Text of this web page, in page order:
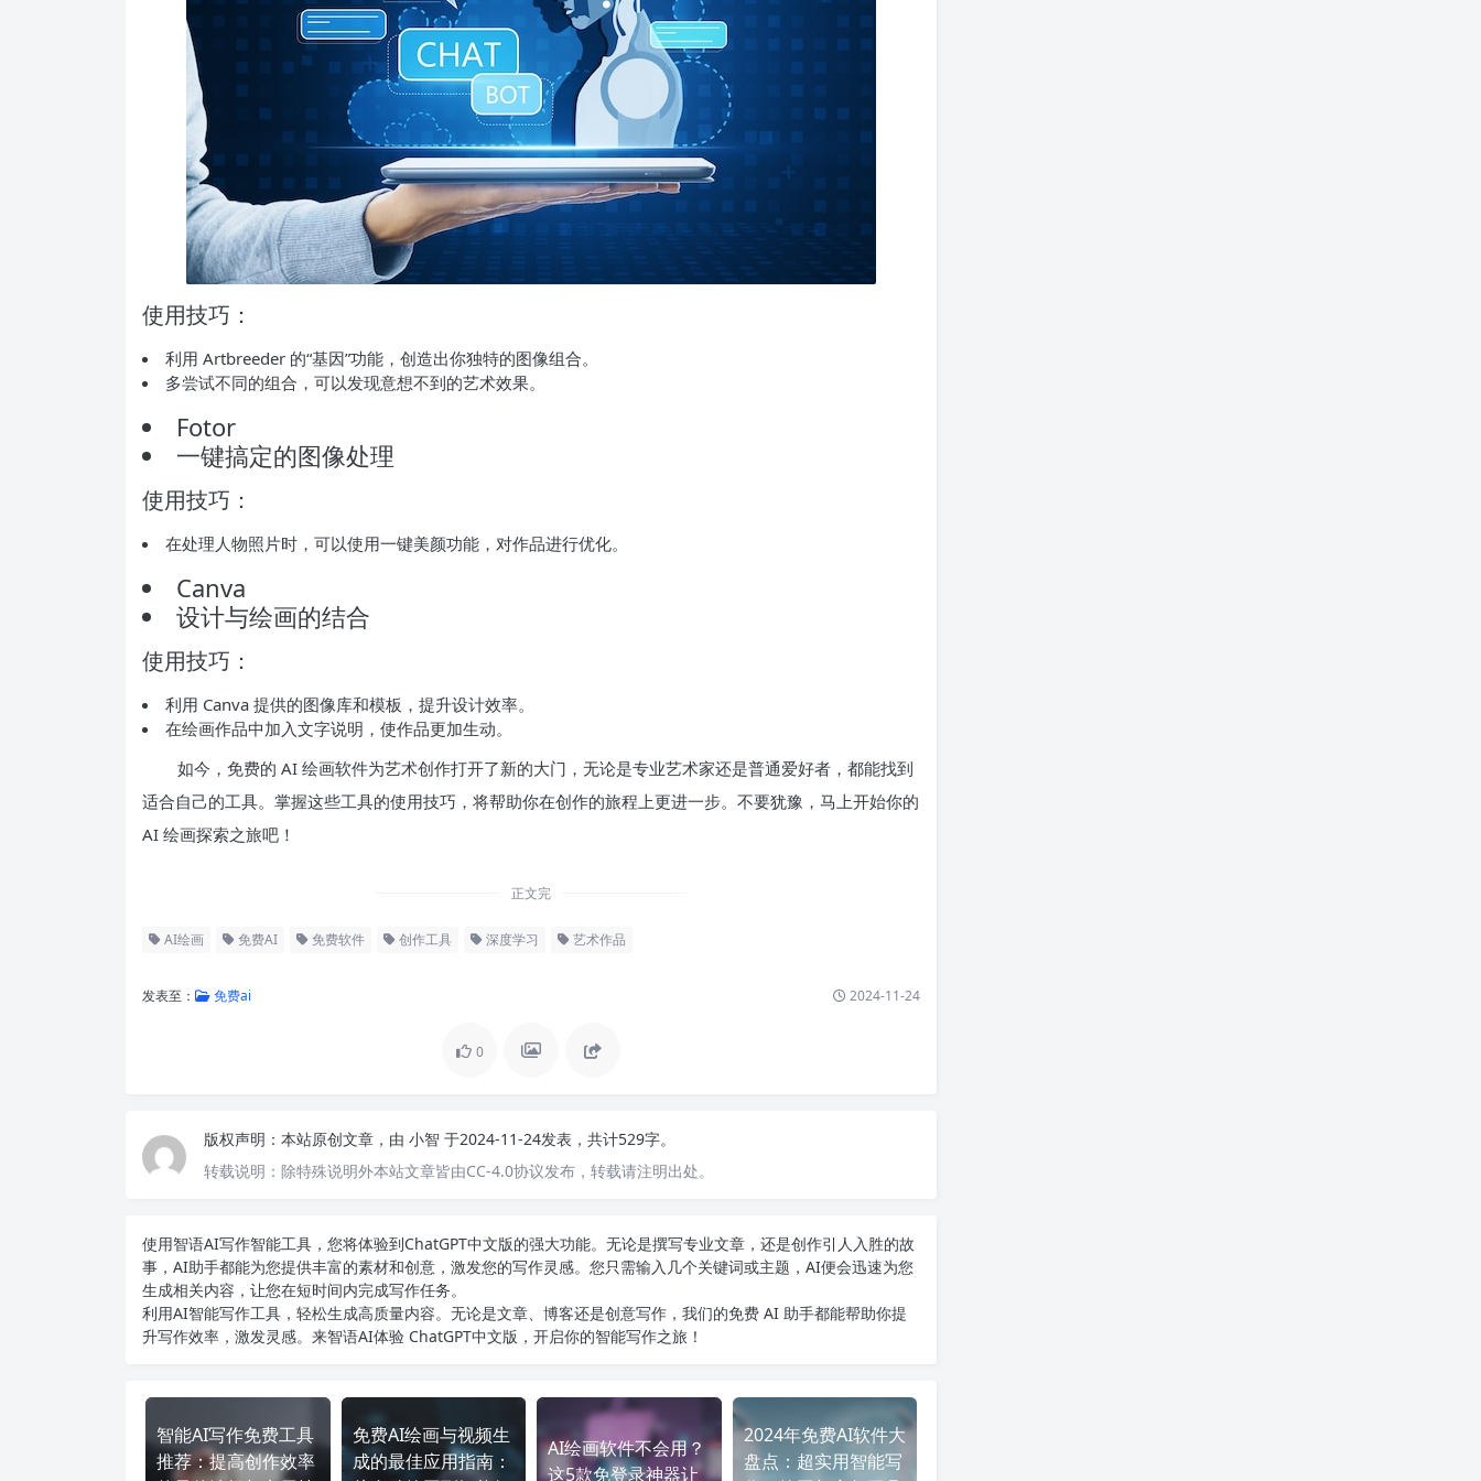
使用技巧：
利用 Artbreeder 的“基因”功能，创造出你独特的图像组合。
多尝试不同的组合，可以发现意想不到的艺术效果。
Fotor
一键搞定的图像处理
使用技巧：
在处理人物照片时，可以使用一键美颜功能，对作品进行优化。
Canva
设计与绘画的结合
使用技巧：
利用 Canva 提供的图像库和模板，提升设计效率。
在绘画作品中加入文字说明，使作品更加生动。
如今，免费的 AI 绘画软件为艺术创作打开了新的大门，无论是专业艺术家还是普通爱好者，都能找到
适合自己的工具。掌握这些工具的使用技巧，将帮助你在创作的旅程上更进一步。不要犹豫，马上开始你的
AI 绘画探索之旅吧！
正文完
AI绘画 免费AI 免费软件 创作工具 深度学习 艺术作品
发表至： 免费ai 2024-11-24
0
版权声明： 本站原创文章，由 小智 于2024-11-24发表，共计529字。
转载说明： 除特殊说明外本站文章皆由CC-4.0协议发布，转载请注明出处。
使用智语AI写作智能工具，您将体验到ChatGPT中文版的强大功能。无论是撰写专业文章，还是创作引人入胜的故
事，AI助手都能为您提供丰富的素材和创意，激发您的写作灵感。您只需输入几个关键词或主题，AI便会迅速为您
生成相关内容，让您在短时间内完成写作任务。
利用AI智能写作工具，轻松生成高质量内容。无论是文章、博客还是创意写作，我们的免费 AI 助手都能帮助你提
升写作效率，激发灵感。来智语AI体验 ChatGPT中文版 ，开启你的智能写作之旅！
智能AI写作免费工具
推荐：提高创作效率
免费AI绘画与视频生
成的最佳应用指南：
AI绘画软件不会用？
这5款免登录神器让
2024年免费AI软件大
盘点：超实用智能写